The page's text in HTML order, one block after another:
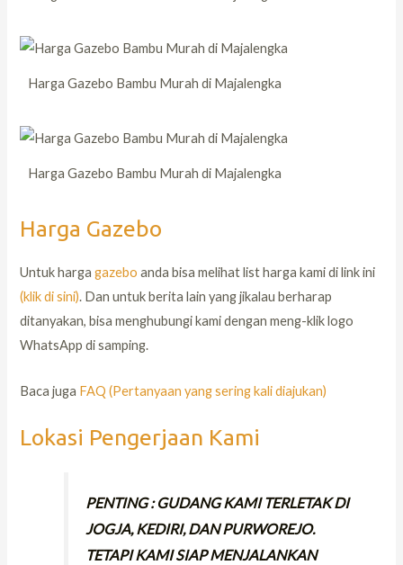
Harga Gazebo Bambu Murah di Majalengka
Harga Gazebo Bambu Murah di Majalengka
Harga Gazebo
Untuk hargagazebo anda bisa melihat list harga kami di link ini
(klik di sini). Dan untuk berita lain yang jikalau berharap
ditanyakan, bisa menghubungi kami dengan meng-klik logo
WhatsApp di samping.
Baca juga FAQ (Pertanyaan yang sering kali diajukan)
Lokasi Pengerjaan Kami
PENTING : GUDANG KAMI TERLETAK DI
JOGJA, KEDIRI, DAN PURWOREJO.
TETAPI KAMI SIAP MENJALANKAN